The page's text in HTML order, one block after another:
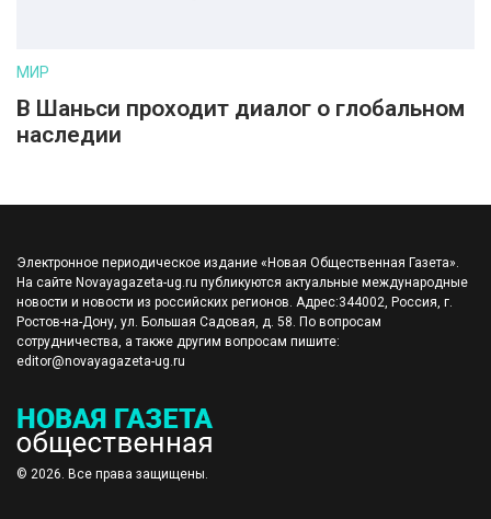
МИР
В Шаньси проходит диалог о глобальном
наследии
Электронное периодическое издание «Новая Общественная Газета».
На сайте Novayagazeta-ug.ru публикуются актуальные международные
новости и новости из российских регионов. Адрес:344002, Россия, г.
Ростов-на-Дону, ул. Большая Садовая, д. 58. По вопросам
сотрудничества, а также другим вопросам пишите:
editor@novayagazeta-ug.ru
© 2026. Все права защищены.